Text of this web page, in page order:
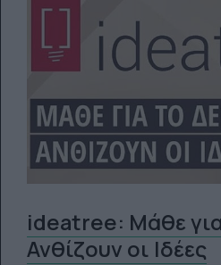
ideatree: Μάθε
Ανθίζουν οι Ιδέες